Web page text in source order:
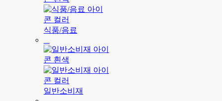
식품/음료
일반소비재